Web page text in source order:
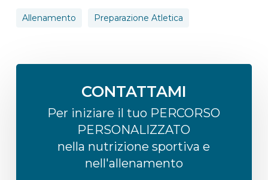
Allenamento Preparazione Atletica
CONTATTAMI
Per iniziare il tuo PERCORSO
PERSONALIZZATO
nella nutrizione sportiva e
nell'allenamento